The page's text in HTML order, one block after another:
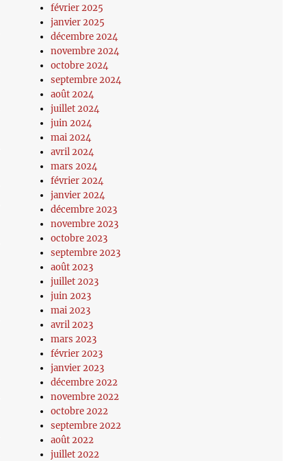
février 2025
janvier 2025
décembre 2024
novembre 2024
octobre 2024
septembre 2024
août 2024
juillet 2024
juin 2024
mai 2024
avril 2024
mars 2024
février 2024
janvier 2024
décembre 2023
novembre 2023
octobre 2023
septembre 2023
août 2023
juillet 2023
juin 2023
mai 2023
avril 2023
mars 2023
février 2023
janvier 2023
décembre 2022
novembre 2022
octobre 2022
septembre 2022
août 2022
juillet 2022